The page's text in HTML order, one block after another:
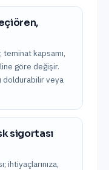
kapsamı,
göre değişir.
doldurabilir veya
sigortası
ihtiyaçlarınıza,